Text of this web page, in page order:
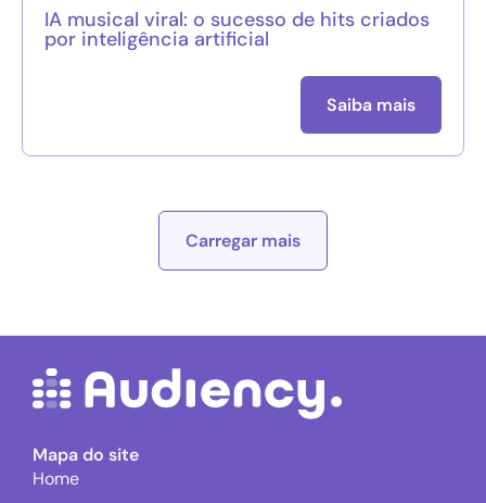
IA musical viral: o sucesso de hits criados
por inteligência artificial
Saiba mais
Carregar mais
Mapa do site
Home